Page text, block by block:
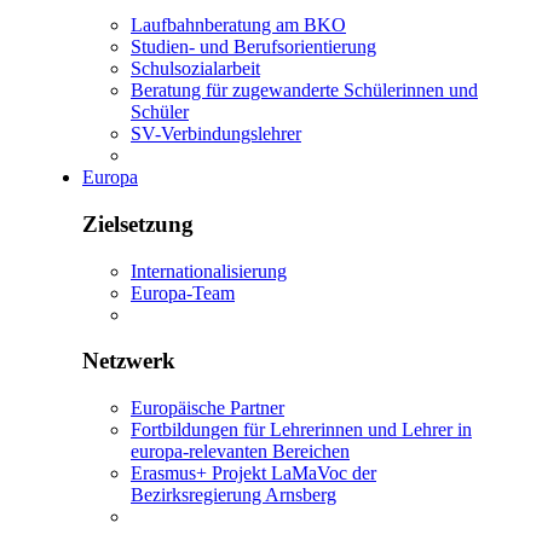
Laufbahnberatung am BKO
Studien- und Berufsorientierung
Schulsozialarbeit
Beratung für zugewanderte Schülerinnen und
Schüler
SV-Verbindungslehrer
Europa
Zielsetzung
Internationalisierung
Europa-Team
Netzwerk
Europäische Partner
Fortbildungen für Lehrerinnen und Lehrer in
europa-relevanten Bereichen
Erasmus+ Projekt LaMaVoc der
Bezirksregierung Arnsberg